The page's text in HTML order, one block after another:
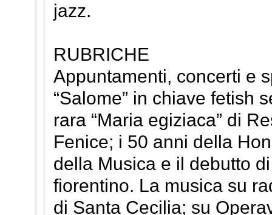
jazz.
RUBRICHE
Appuntamenti, concerti e
“Salome” in chiave fetish
rara “Maria egiziaca” di
Fenice; i 50 anni della
della Musica e il debutto
fiorentino. La musica su
di Santa Cecilia; su